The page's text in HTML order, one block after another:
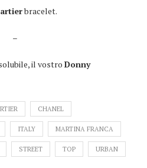
bracelet.
–
il vostro Donny
CHANEL
ITALY MARTINA FRANCA
STREET TOP URBAN